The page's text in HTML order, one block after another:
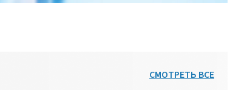
СМОТРЕТЬ ВСЕ